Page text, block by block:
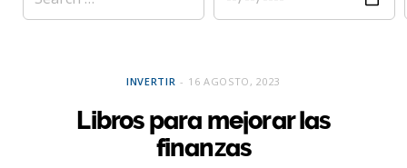
INVERTIR 16 AGOSTO, 2023
Libros para mejorar las
finanzas